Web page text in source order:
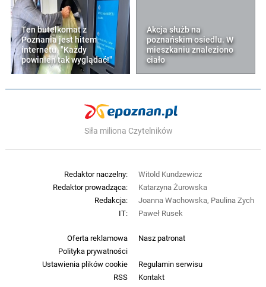
Ten butelkomat z
Poznania jest hitem
internetu. "Każdy
powinien tak wyglądać!"
Akcja służb na
poznańskim osiedlu. W
mieszkaniu znaleziono
ciało
Siła miliona Czytelników
Oferta reklamowa
Nasz patronat
Polityka prywatności
Ustawienia plików cookie
Regulamin serwisu
RSS
Kontakt
Redaktor naczelny:
Witold Kundzewicz
Redaktor prowadząca:
Katarzyna Żurowska
Redakcja:
Joanna Wachowska, Paulina Zych
IT:
Paweł Rusek